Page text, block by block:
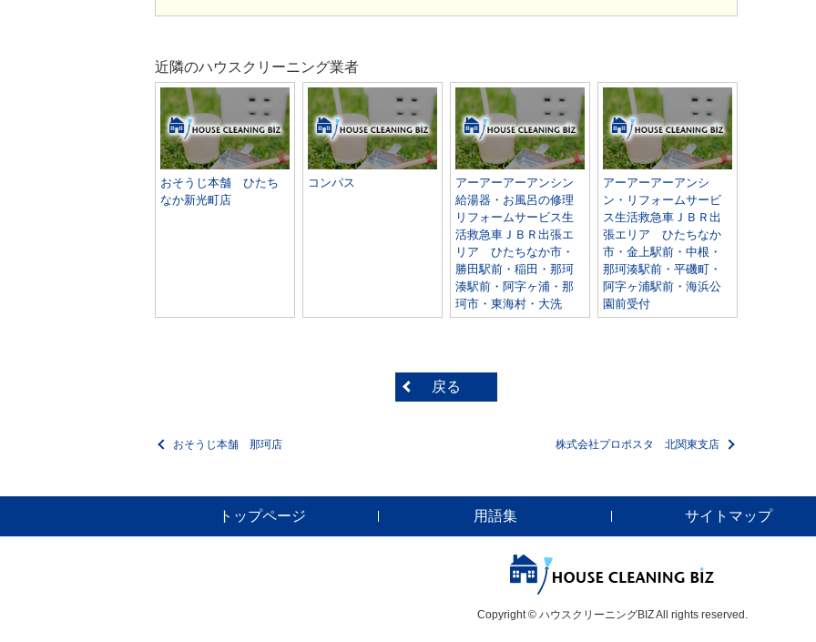
近隣のハウスクリーニング業者
おそうじ本舗 ひたち
なか新光町店
コンパス
アーアーアーアンシン
給湯器・お風呂の修理
リフォームサービス生
活救急車ＪＢＲ出張エ
リア ひたちなか市・
勝田駅前・稲田・那珂
湊駅前・阿字ヶ浦・那
珂市・東海村・大洗
アーアーアーアンシ
ン・リフォームサービ
ス生活救急車ＪＢＲ出
張エリア ひたちなか
市・金上駅前・中根・
那珂湊駅前・平磯町・
阿字ヶ浦駅前・海浜公
園前受付
戻る
おそうじ本舗 那珂店 株式会社プロポスタ 北関東支店
トップページ 用語集 サイトマップ
Copyright © ハウスクリーニングBIZ All rights reserved.